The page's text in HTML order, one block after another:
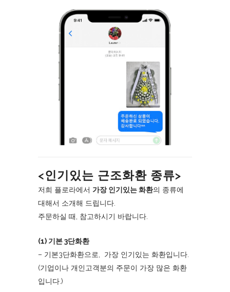
<인기있는 근조화환 종류>
저희 플로라에서 가장 인기있는 화환의 종류에
대해서 소개해 드립니다.
주문하실 때, 참고하시기 바랍니다.
(1) 기본 3단화환
– 기본3단화환으로, 가장 인기있는 화환입니다.
(기업이나 개인고객분의 주문이 가장 많은 화환
입니다.)